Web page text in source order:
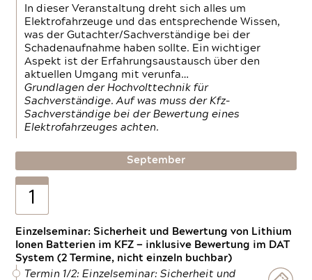
In dieser Veranstaltung dreht sich alles um
Elektrofahrzeuge und das entsprechende Wissen,
was der Gutachter/Sachverständige bei der
Schadenaufnahme haben sollte. Ein wichtiger
Aspekt ist der Erfahrungsaustausch über den
aktuellen Umgang mit verunfa…
Grundlagen der Hochvolttechnik für
Sachverständige. Auf was muss der Kfz-
Sachverständige bei der Bewertung eines
Elektrofahrzeuges achten.
September
1
Einzelseminar: Sicherheit und Bewertung von Lithium
Ionen Batterien im KFZ — inklusive Bewertung im DAT
System (2 Termine, nicht einzeln buchbar)
Termin 1/2: Einzelseminar: Sicherheit und